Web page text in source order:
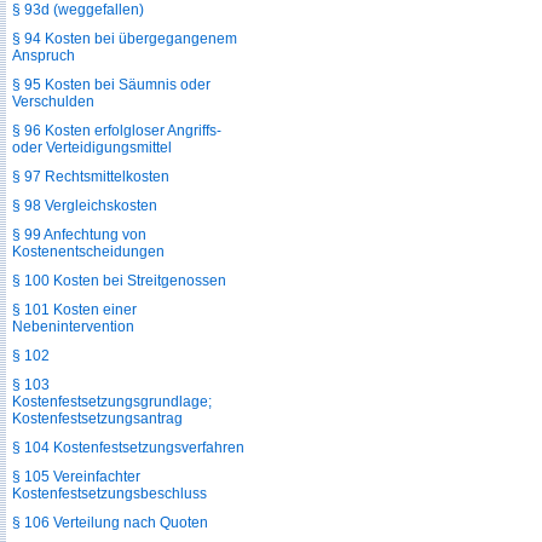
§ 93d (weggefallen)
§ 94 Kosten bei übergegangenem
Anspruch
§ 95 Kosten bei Säumnis oder
Verschulden
§ 96 Kosten erfolgloser Angriffs-
oder Verteidigungsmittel
§ 97 Rechtsmittelkosten
§ 98 Vergleichskosten
§ 99 Anfechtung von
Kostenentscheidungen
§ 100 Kosten bei Streitgenossen
§ 101 Kosten einer
Nebenintervention
§ 102
§ 103
Kostenfestsetzungsgrundlage;
Kostenfestsetzungsantrag
§ 104 Kostenfestsetzungsverfahren
§ 105 Vereinfachter
Kostenfestsetzungsbeschluss
§ 106 Verteilung nach Quoten